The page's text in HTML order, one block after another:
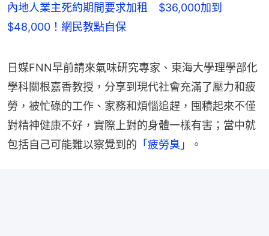
內地人業主死約期間要求加租 $36,000加到
$48,000！網民教點自保
日媒FNN早前請來氣味研究專家、東海大學理學部化
學科關根嘉香教授，分享到現代社會充滿了壓力和疲
勞，被忙碌的工作、家務和煩惱追趕，囤積起來不僅
對精神健康不好，實際上對的身體一樣有害；當中就
包括自己可能難以察覺到的 「疲勞臭」 。